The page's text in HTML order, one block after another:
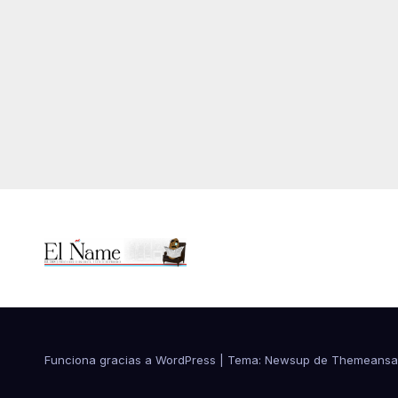
Funciona gracias a WordPress Tema: Newsup de